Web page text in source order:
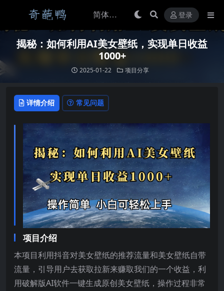
登录
揭秘：如何利用AI美女壁纸，实现单日收益
1000+
2025-01-22 项目分享
详情介绍 常见问题
项目介绍
本项目利用抖音对美女壁纸的推荐流量和美女壁纸自带
流量，引导用户去获取拉新来赚取我们的一个收益，利
用破解版AI软件一键生成原创美女壁纸，操作过程非常